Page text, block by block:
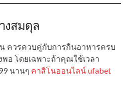
งสมดุล
ควรควบคู่กับการกินอาหารครบ
อ โดยเฉพาะถ้าคุณใช้เวลา
นานๆ คาสิโนออนไลน์ ufabet